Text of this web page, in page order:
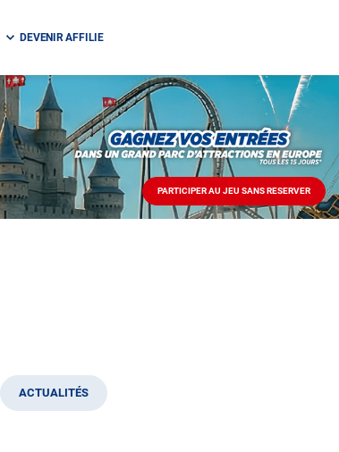
DEVENIR AFFILIE
PARTICIPER AU JEU SANS RESERVER
PARTICIPER
AU
JEU
ACTUALITÉS